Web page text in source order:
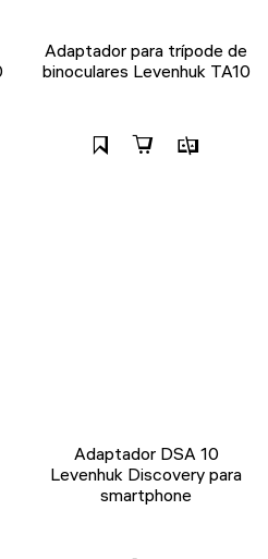
Adaptador para trípode de
binoculares Levenhuk TA10
Adaptador DSA 10
Levenhuk Discovery para
smartphone